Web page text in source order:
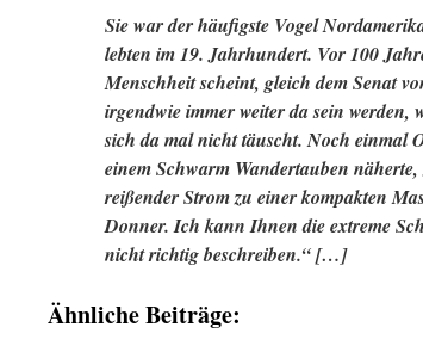
Sie war der häufigste Vogel
lebten im 19. Jahrhundert. Vor 100
Menschheit scheint, gleich dem Senat
irgendwie immer weiter da sein werden,
sich da mal nicht täuscht. Noch einmal
einem Schwarm Wandertauben
reißender Strom zu einer kompakten
Donner. Ich kann Ihnen die extreme
nicht richtig beschreiben.“ […]
Ähnliche Beiträge: